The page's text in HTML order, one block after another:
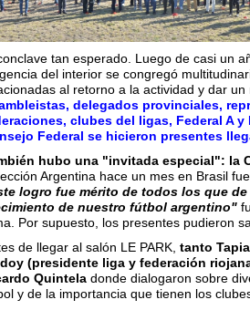
tan esperado. Luego de casi un
del interior se congregó
al retorno a la actividad y dar
delegados provinciales,
clubes del ligas, Federal A
Federal se hicieron presentes
hubo una "invitada especial": la
Argentina hace un mes en Brasil
logro fue mérito de todos los que
de nuestro fútbol argentino"
Por supuesto, los presentes pudieron
de llegar al salón LE PARK, tanto
(presidente liga y federación
Quintela donde dialogaron sobre
y de la importancia que tienen los